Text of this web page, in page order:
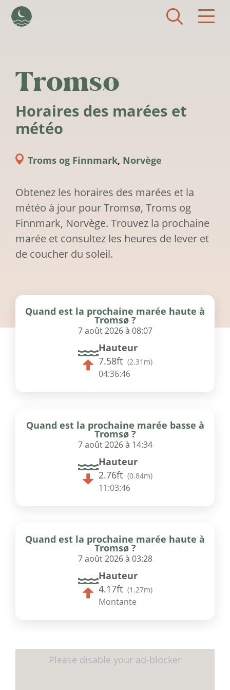
Tromsø
Horaires des marées et
météo
Troms og Finnmark, Norvège
Obtenez les horaires des marées et la
météo à jour pour Tromsø, Troms og
Finnmark, Norvège. Trouvez la prochaine
marée et consultez les heures de lever et
de coucher du soleil.
Quand est la prochaine marée haute à
Tromsø ?
7 août 2026 à 08:07
Hauteur
7.58ft (2.31m)
04:36:46
Quand est la prochaine marée basse à
Tromsø ?
7 août 2026 à 14:34
Hauteur
2.76ft (0.84m)
11:03:46
Quand est la prochaine marée haute à
Tromsø ?
7 août 2026 à 03:28
Hauteur
4.17ft (1.27m)
Montante